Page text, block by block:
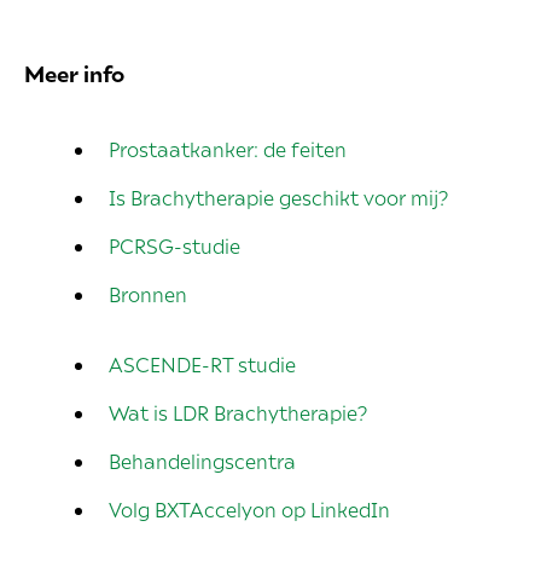
Meer info
Prostaatkanker: de feiten
Is Brachytherapie geschikt voor mij?
PCRSG-studie
Bronnen
ASCENDE-RT studie
Wat is LDR Brachytherapie?
Behandelingscentra
Volg BXTAccelyon op LinkedIn